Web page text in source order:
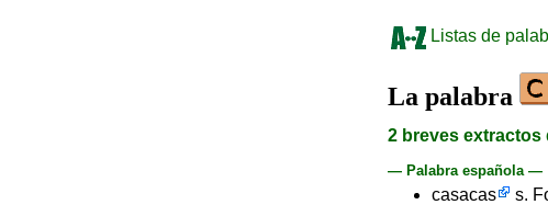
Listas de
La palabra
2 breves extractos
— Palabra española —
casacas s.